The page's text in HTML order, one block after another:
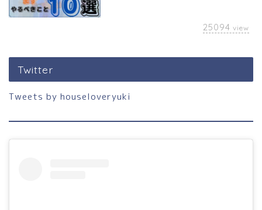
25094 view
Twitter
Tweets by houseloveryuki